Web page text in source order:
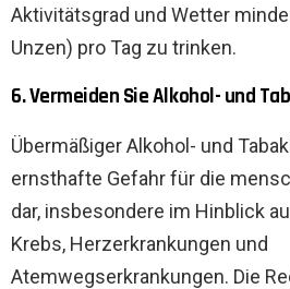
Aktivitätsgrad und Wetter
Unzen) pro Tag zu trinken.
6. Vermeiden Sie Alkohol- und
Übermäßiger Alkohol- und
ernsthafte Gefahr für die
dar, insbesondere im Hinblick
Krebs, Herzerkrankungen und
Atemwegserkrankungen. Die